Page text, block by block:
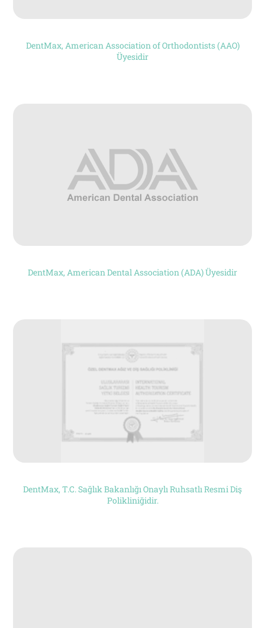
DentMax, American Association of Orthodontists (AAO)
Üyesidir
DentMax, American Dental Association (ADA) Üyesidir
DentMax, T.C. Sağlık Bakanlığı Onaylı Ruhsatlı Resmi Diş
Polikliniğidir.